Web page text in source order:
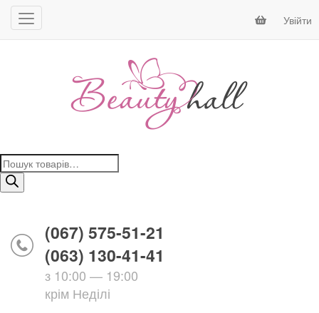
Увійти
Пошук
товарів
(067) 575-51-21
(063) 130-41-41
з 10:00 — 19:00
крім Неділі